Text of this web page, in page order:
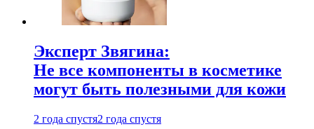
Эксперт Звягина:
Не все компоненты в косметике
могут быть полезными для кожи
2 года спустя2 года спустя